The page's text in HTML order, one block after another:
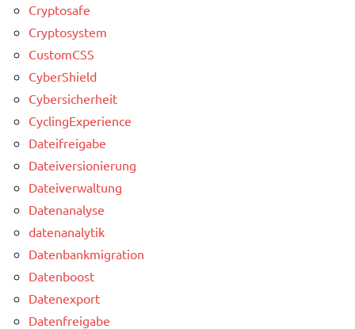
Cryptosafe
Cryptosystem
CustomCSS
CyberShield
Cybersicherheit
CyclingExperience
Dateifreigabe
Dateiversionierung
Dateiverwaltung
Datenanalyse
datenanalytik
Datenbankmigration
Datenboost
Datenexport
Datenfreigabe